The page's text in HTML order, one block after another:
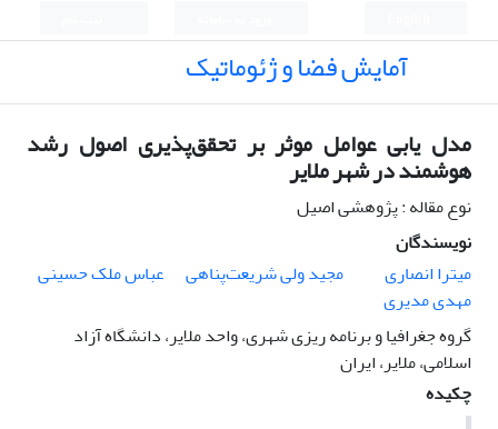
آمایش فضا و ژئوماتیک
مدل یابی عوامل موثر بر تحقق‌پذیری اصول رشد
هوشمند در شهر ملایر
نوع مقاله : پژوهشی اصیل
نویسندگان
میترا انصاری
مجید ولی شریعت‌پناهی
عباس ملک حسینی
مهدی مدیری
گروه جغرافیا و برنامه ریزی شهری، واحد ملایر، دانشگاه آزاد
اسلامی، ملایر، ایران
چکیده